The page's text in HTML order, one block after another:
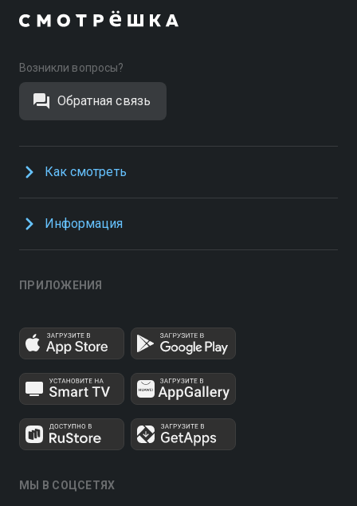
Возникли вопросы?
Обратная связь
Как смотреть
Информация
ПРИЛОЖЕНИЯ
МЫ В СОЦСЕТЯХ